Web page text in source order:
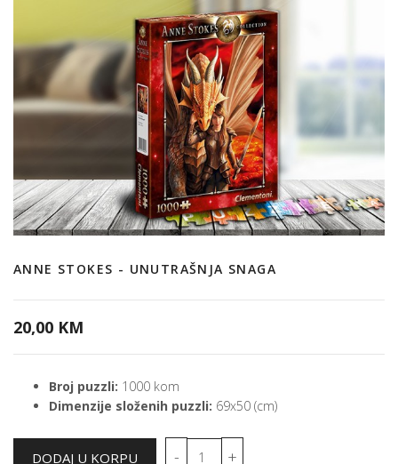
ANNE STOKES - UNUTRAŠNJA SNAGA
20,00 KM
Broj puzzli: 1000 kom
Dimenzije složenih puzzli: 69x50 (cm)